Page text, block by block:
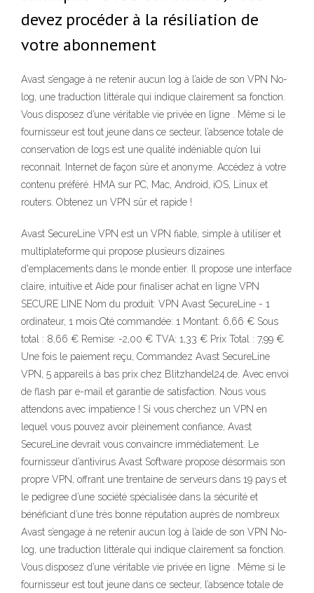
devez procéder à la résiliation de
votre abonnement
Avast s’engage à ne retenir aucun log à l’aide de son VPN No-
log, une traduction littérale qui indique clairement sa fonction.
Vous disposez d’une véritable vie privée en ligne . Même si le
fournisseur est tout jeune dans ce secteur, l’absence totale de
conservation de logs est une qualité indéniable qu’on lui
reconnait. Internet de façon sûre et anonyme. Accédez à votre
contenu préféré. HMA sur PC, Mac, Android, iOS, Linux et
routers. Obtenez un VPN sûr et rapide !
Avast SecureLine VPN est un VPN fiable, simple à utiliser et
multiplateforme qui propose plusieurs dizaines
d'emplacements dans le monde entier. Il propose une interface
claire, intuitive et Aide pour finaliser achat en ligne VPN
SECURE LINE Nom du produit: VPN Avast SecureLine - 1
ordinateur, 1 mois Qté commandée: 1 Montant: 6,66 € Sous
total : 8,66 € Remise: -2,00 € TVA: 1,33 € Prix Total : 7,99 €
Une fois le paiement reçu, Commandez Avast SecureLine
VPN, 5 appareils à bas prix chez Blitzhandel24.de. Avec envoi
de flash par e-mail et garantie de satisfaction. Nous vous
attendons avec impatience ! Si vous cherchez un VPN en
lequel vous pouvez avoir pleinement confiance, Avast
SecureLine devrait vous convaincre immédiatement. Le
fournisseur d’antivirus Avast Software propose désormais son
propre VPN, offrant une trentaine de serveurs dans 19 pays et
le pedigree d’une société spécialisée dans la sécurité et
bénéficiant d’une très bonne réputation auprès de nombreux
Avast s’engage à ne retenir aucun log à l’aide de son VPN No-
log, une traduction littérale qui indique clairement sa fonction.
Vous disposez d’une véritable vie privée en ligne . Même si le
fournisseur est tout jeune dans ce secteur, l’absence totale de